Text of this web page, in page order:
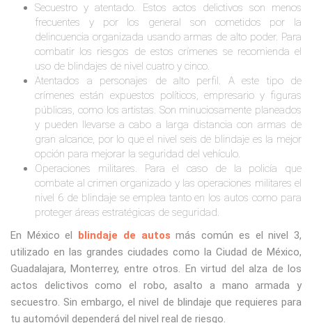
Secuestro y atentado. Estos actos delictivos son menos
frecuentes y por los general son cometidos por la
delincuencia organizada usando armas de alto poder. Para
combatir los riesgos de estos crímenes se recomienda el
uso de blindajes de nivel cuatro y cinco.
Atentados a personajes de alto perfil. A este tipo de
crímenes están expuestos políticos, empresario y figuras
públicas, como los artistas. Son minuciosamente planeados
y pueden llevarse a cabo a larga distancia con armas de
gran alcance, por lo que el nivel seis de blindaje es la mejor
opción para mejorar la seguridad del vehículo.
Operaciones militares. Para el caso de la policía que
combate al crimen organizado y las operaciones militares el
nivel 6 de blindaje se emplea tanto en los autos como para
proteger áreas estratégicas de seguridad.
En México el blindaje de autos más común es el nivel 3,
utilizado en las grandes ciudades como la Ciudad de México,
Guadalajara, Monterrey, entre otros. En virtud del alza de los
actos delictivos como el robo, asalto a mano armada y
secuestro. Sin embargo, el nivel de blindaje que requieres para
tu automóvil dependerá del nivel real de riesgo.